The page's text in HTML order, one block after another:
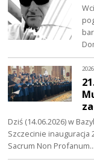
Dziś (14.06.2026) w
Szczecinie inauguracja
Sacrum Non Profanum…